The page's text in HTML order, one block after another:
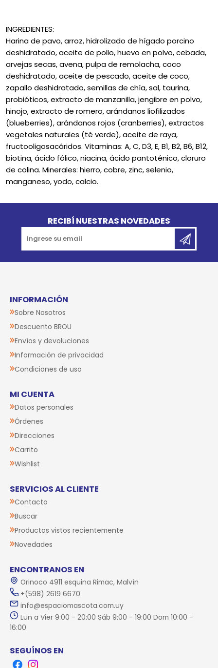
INGREDIENTES:
Harina de pavo, arroz, hidrolizado de hígado porcino
deshidratado, aceite de pollo, huevo en polvo, cebada,
arvejas secas, avena, pulpa de remolacha, coco
deshidratado, aceite de pescado, aceite de coco,
zapallo deshidratado, semillas de chía, sal, taurina,
probióticos, extracto de manzanilla, jengibre en polvo,
hinojo, extracto de romero, arándanos liofilizados
(blueberries), arándanos rojos (cranberries), extractos
vegetales naturales (té verde), aceite de raya,
fructooligosacáridos. Vitaminas: A, C, D3, E, B1, B2, B6, B12,
biotina, ácido fólico, niacina, ácido pantoténico, cloruro
de colina. Minerales: hierro, cobre, zinc, selenio,
manganeso, yodo, calcio.
RECIBÍ NUESTRAS NOVEDADES
INFORMACIÓN
Sobre Nosotros
Descuento BROU
Envíos y devoluciones
Información de privacidad
Condiciones de uso
MI CUENTA
Datos personales
Órdenes
Direcciones
Carrito
Wishlist
SERVICIOS AL CLIENTE
Contacto
Buscar
Productos vistos recientemente
Novedades
ENCONTRANOS EN
Orinoco 4911 esquina Rimac, Malvín
+(598) 2619 6670
info@espaciomascota.com.uy
Lun a Vier 9:00 - 20:00 Sáb 9:00 - 19:00 Dom 10:00 -
16:00
SEGUÍNOS EN